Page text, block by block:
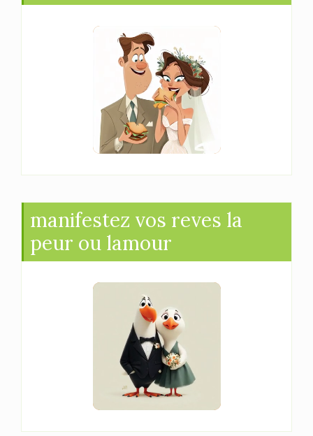
manifestez vos reves la
peur ou lamour